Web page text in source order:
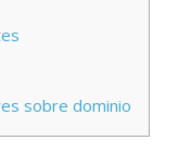
sobre dominio